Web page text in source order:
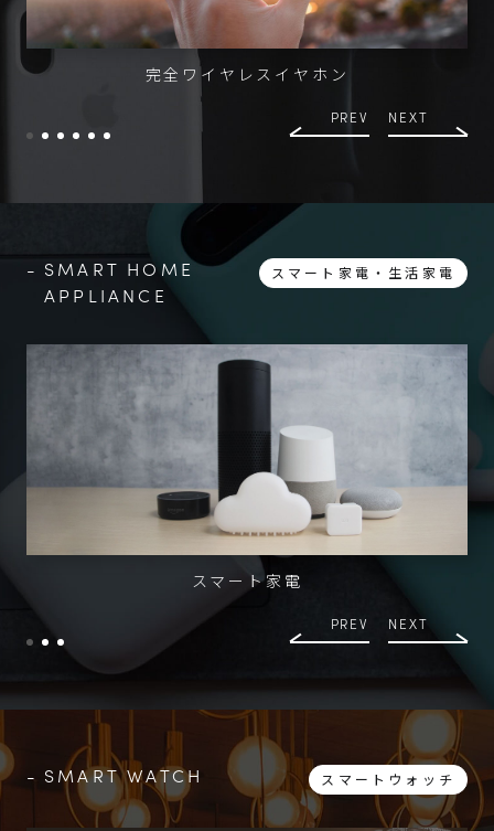
完全ワイヤレスイヤホン
PREV NEXT
SMART HOME
APPLIANCE
スマート家電・生活家電
スマート家電
PREV NEXT
SMART WATCH スマートウォッチ